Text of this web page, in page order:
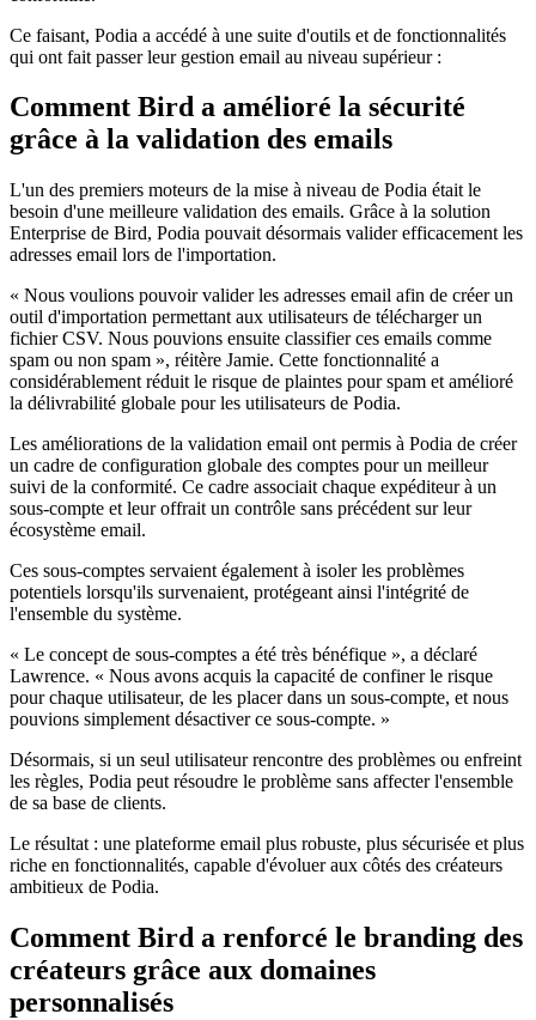
Ce faisant, Podia a accédé à une suite d'outils et de fonctionnalités
qui ont fait passer leur gestion email au niveau supérieur :
Comment Bird a amélioré la sécurité
grâce à la validation des emails
L'un des premiers moteurs de la mise à niveau de Podia était le
besoin d'une meilleure validation des emails. Grâce à la solution
Enterprise de Bird, Podia pouvait désormais valider efficacement les
adresses email lors de l'importation.
« Nous voulions pouvoir valider les adresses email afin de créer un
outil d'importation permettant aux utilisateurs de télécharger un
fichier CSV. Nous pouvions ensuite classifier ces emails comme
spam ou non spam », réitère Jamie. Cette fonctionnalité a
considérablement réduit le risque de plaintes pour spam et amélioré
la délivrabilité globale pour les utilisateurs de Podia.
Les améliorations de la validation email ont permis à Podia de créer
un cadre de configuration globale des comptes pour un meilleur
suivi de la conformité. Ce cadre associait chaque expéditeur à un
sous-compte et leur offrait un contrôle sans précédent sur leur
écosystème email.
Ces sous-comptes servaient également à isoler les problèmes
potentiels lorsqu'ils survenaient, protégeant ainsi l'intégrité de
l'ensemble du système.
« Le concept de sous-comptes a été très bénéfique », a déclaré
Lawrence. « Nous avons acquis la capacité de confiner le risque
pour chaque utilisateur, de les placer dans un sous-compte, et nous
pouvions simplement désactiver ce sous-compte. »
Désormais, si un seul utilisateur rencontre des problèmes ou enfreint
les règles, Podia peut résoudre le problème sans affecter l'ensemble
de sa base de clients.
Le résultat : une plateforme email plus robuste, plus sécurisée et plus
riche en fonctionnalités, capable d'évoluer aux côtés des créateurs
ambitieux de Podia.
Comment Bird a renforcé le branding des
créateurs grâce aux domaines
personnalisés